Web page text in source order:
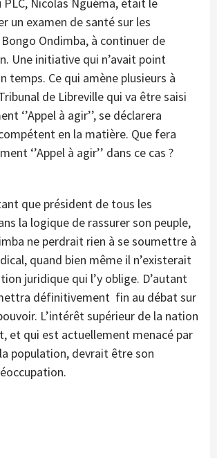
un examen de santé sur les
Bongo Ondimba, à continuer de
Une initiative qui n’avait point
temps. Ce qui amène plusieurs à
de Libreville qui va être saisi
‘’Appel à agir’’, se déclarera
en la matière. Que fera
‘’Appel à agir’’ dans ce cas ?
que président de tous les
la logique de rassurer son peuple,
ne perdrait rien à se soumettre à
quand bien même il n’existerait
juridique qui l’y oblige. D’autant
définitivement fin au débat sur
L’intérêt supérieur de la nation
et qui est actuellement menacé par
population, devrait être son